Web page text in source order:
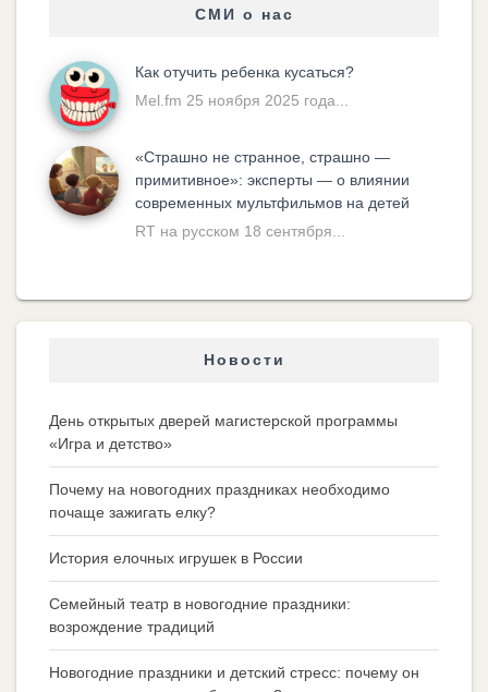
СМИ о нас
Как отучить ребенка кусаться?
Mel.fm 25 ноября 2025 года...
«Cтрашно не странное, страшно —
примитивное»: эксперты — о влиянии
современных мультфильмов на детей
RT на русском 18 сентября...
Новости
День открытых дверей магистерской программы
«Игра и детство»
Почему на новогодних праздниках необходимо
почаще зажигать елку?
История елочных игрушек в России
Семейный театр в новогодние праздники:
возрождение традиций
Новогодние праздники и детский стресс: почему он